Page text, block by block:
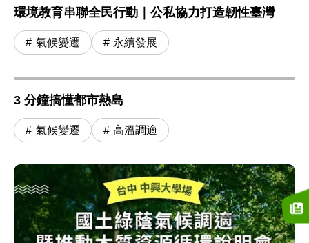
環境教育串聯全民行動｜公私協力打造韌性臺灣
氣候變遷 永續發展
3 分鐘搞懂都市熱島
氣候變遷 高溫調適